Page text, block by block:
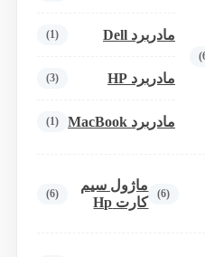
مادربرد Dell (1)
مادربرد HP (3)
مادربرد MacBook (1)
(6)
ماژول سیم
کارت Hp
(6)